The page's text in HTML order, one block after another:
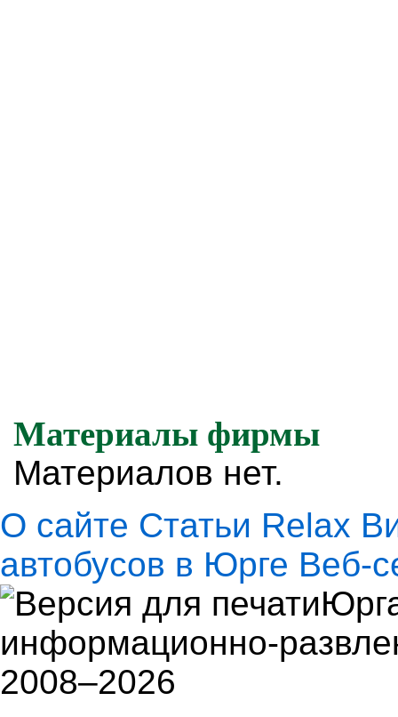
Материалы фирмы
Материалов нет.
О сайте Статьи Relax
автобусов в Юрге Веб-
информационно-
2008–2026